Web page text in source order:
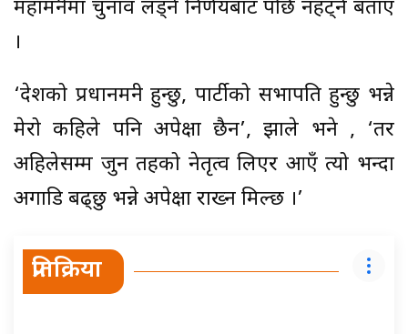
महामन्त्रीमा चुनाव लड्ने निर्णयबाट पछि नहट्ने बताए
।
‘देशको प्रधानमन्त्री हुन्छु, पार्टीको सभापति हुन्छु भन्ने
मेरो कहिले पनि अपेक्षा छैन’, झाले भने , ‘तर
अहिलेसम्म जुन तहको नेतृत्व लिएर आएँ त्यो भन्दा
अगाडि बढ्छु भन्ने अपेक्षा राख्न मिल्छ ।’
प्रतिक्रिया